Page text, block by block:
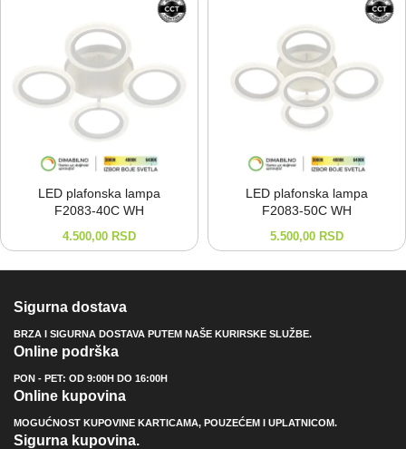
LED plafonska lampa
F2083-⁠40C WH
4.500,00 RSD
LED plafonska lampa
F2083-⁠50C WH
5.500,00 RSD
Sigurna dostava
BRZA I SIGURNA DOSTAVA PUTEM NAŠE KURIRSKE SLUŽBE.
Online podrška
PON - PET: OD 9:00H DO 16:00H
Online kupovina
MOGUĆNOST KUPOVINE KARTICAMA, POUZEĆEM I UPLATNICOM.
Sigurna kupovina.